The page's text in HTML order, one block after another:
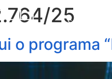
Sobre Nós
25
o programa